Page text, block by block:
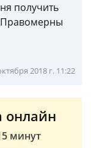
получить
2018 г. 11:22
онлайн
минут